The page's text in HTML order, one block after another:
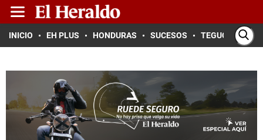
INICIO EH PLUS HONDURAS SUCESOS TEGUCIGALPA